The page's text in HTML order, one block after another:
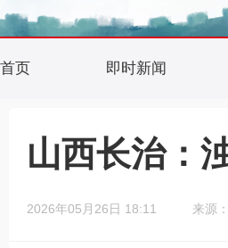
首页 即时新闻
山西长治：
2026年05月26日 18:11 来源